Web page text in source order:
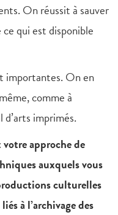
On réussit à sauver
qui est disponible
importantes. On en
comme à
imprimés.
approche de
auxquels vous
culturelles
à l’archivage des